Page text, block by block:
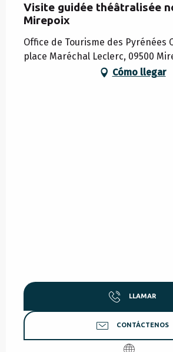
Visite guidée théâtralisée
Mirepoix
Office de Tourisme des Pyrénées
place Maréchal Leclerc, 09500
Cómo llegar
LLAMAR
CONTÁCTENOS